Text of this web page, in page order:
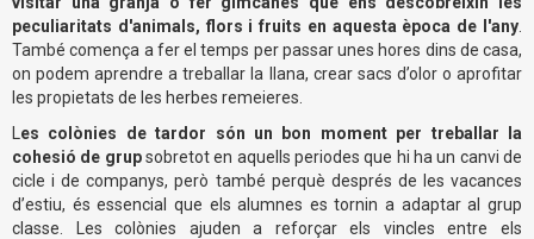
peculiaritats d'animals, flors i fruits en aquesta època de l'any
També comença a fer el temps per passar unes hores dins de casa,
on podem aprendre a treballar la llana, crear sacs d’olor o aprofitar
les propietats de les herbes remeieres.
es colònies de tardor són un bon moment per treballar la
cohesió de grupsobretot en aquells periodes que hi ha un canvi de
cicle i de companys, però també perquè després de les vacances
d’estiu, és essencial que els alumnes es tornin a adaptar al grup
classe. Les colònies ajuden a reforçar els vincles entre els